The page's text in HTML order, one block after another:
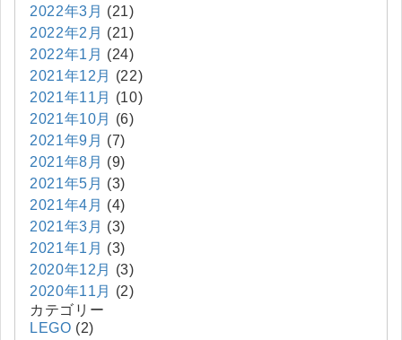
2022年3月 (21)
2022年2月 (21)
2022年1月 (24)
2021年12月
(22)
2021年11月
(10)
2021年10月
(6)
2021年9月 (7)
2021年8月 (9)
2021年5月 (3)
2021年4月 (4)
2021年3月 (3)
2021年1月 (3)
2020年12月
(3)
2020年11月
(2)
カテゴリー
LEGO (2)